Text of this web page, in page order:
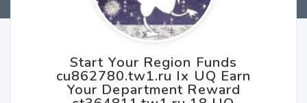
Start Your Region Funds
cu862780.tw1.ru Ix UQ Earn
Your Department Reward